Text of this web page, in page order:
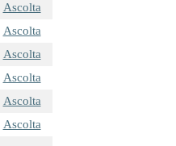
Ascolta
Ascolta
Ascolta
Ascolta
Ascolta
Ascolta